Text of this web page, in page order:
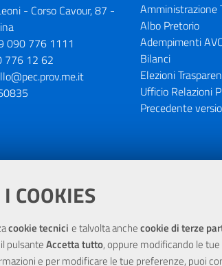
COOKIES
cookie tecnici e talvolta anchecookie di terze
pulsanteAccetta tutto, oppure modificando le
e per modificare le tue preferenze, puoi
- Corso Cavour, 87 -
090 776 1111
776 12 62
Amministrazione
Albo Pretorio
Adempimenti
Bilanci
Elezioni
Ufficio Relazioni
Precedente
Portale realizzato con la partecipazione